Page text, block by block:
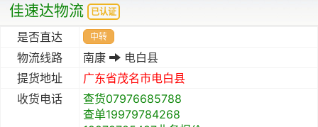
佳速达物流 已认证
是否直达 中转
物流线路 南康
电白县
提货地址
广东省茂名市电白县
收货电话
查货07976685788
查单19979784268